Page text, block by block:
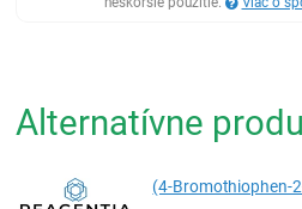
Alternatívne
(4-Bromothiophen-